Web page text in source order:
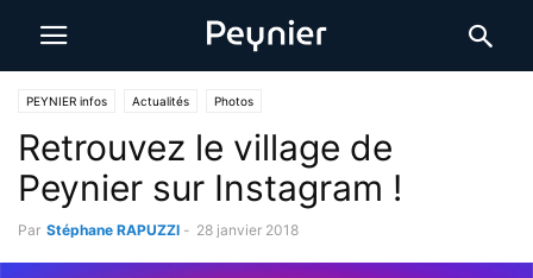
PEYNIER infos Actualités Photos
Retrouvez le village de
Peynier sur Instagram !
Par Stéphane RAPUZZI - 28 janvier 2018